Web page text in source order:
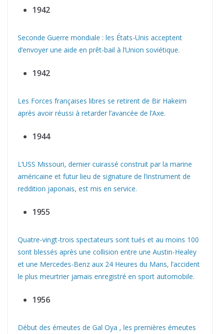
1942
Seconde Guerre mondiale : les États-Unis acceptent
d’envoyer une aide en prêt-bail à l’Union soviétique.
1942
Les Forces françaises libres se retirent de Bir Hakeim
après avoir réussi à retarder l’avancée de l’Axe.
1944
L’USS Missouri, dernier cuirassé construit par la marine
américaine et futur lieu de signature de l’instrument de
reddition japonais, est mis en service.
1955
Quatre-vingt-trois spectateurs sont tués et au moins 100
sont blessés après une collision entre une Austin-Healey
et une Mercedes-Benz aux 24 Heures du Mans, l’accident
le plus meurtrier jamais enregistré en sport automobile.
1956
Début des émeutes de Gal Oya , les premières émeutes